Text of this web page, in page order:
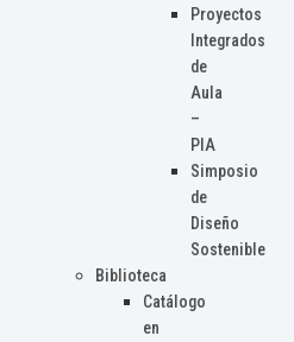
Proyectos
Integrados
de
Aula
–
PIA
Simposio
de
Diseño
Sostenible
Biblioteca
Catálogo
en